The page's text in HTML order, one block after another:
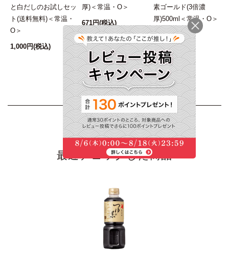
濃縮しないものもあると嬉しいです。
2021/08/02 10:40:47.104523 投稿者：はあちゃん
★★★★★
つゆはいつも同じもので済ませてましたが、こちらの商品
に変えて香り、味、の違いが何ランクも上でとても気に入
2021/08/02 10:45:17.521139 投稿者：はな
★★★★★
た。出汁が上品で美味しいです。夏の素麺には欠かせなく
と白だしのお試しセッ
ト(送料無料)＜常温・
O＞
1,000円(税込)
厚)＜常温・O＞
671円(税込)
素ゴールド(3倍濃
厚)500ml＜常温・O＞
783円(税込)
最近チェックした商品